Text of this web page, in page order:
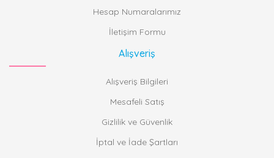
Hesap Numaralarımız
İletişim Formu
Alışveriş
Alışveriş Bilgileri
Mesafeli Satış
Gizlilik ve Güvenlik
İptal ve İade Şartları